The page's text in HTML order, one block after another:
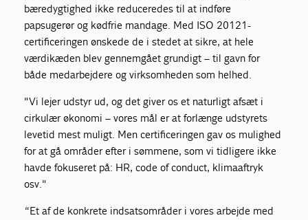
bæredygtighed ikke reduceredes til at indføre
papsugerør og kødfrie mandage. Med ISO 20121-
certificeringen ønskede de i stedet at sikre, at hele
værdikæden blev gennemgået grundigt – til gavn for
både medarbejdere og virksomheden som helhed.
"Vi lejer udstyr ud, og det giver os et naturligt afsæt i
cirkulær økonomi – vores mål er at forlænge udstyrets
levetid mest muligt. Men certificeringen gav os mulighed
for at gå områder efter i sømmene, som vi tidligere ikke
havde fokuseret på: HR, code of conduct, klimaaftryk
osv."
“Et af de konkrete indsatsområder i vores arbejde med